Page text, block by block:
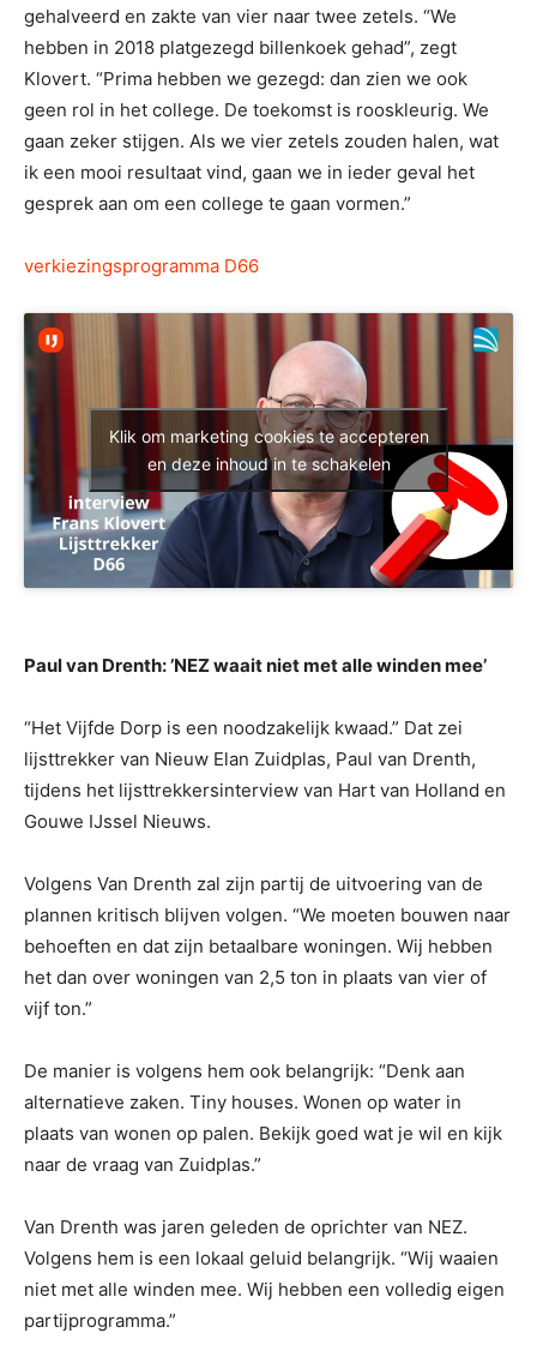
gehalveerd en zakte van vier naar twee zetels. “We
hebben in 2018 platgezegd billenkoek gehad”, zegt
Klovert. “Prima hebben we gezegd: dan zien we ook
geen rol in het college. De toekomst is rooskleurig. We
gaan zeker stijgen. Als we vier zetels zouden halen, wat
ik een mooi resultaat vind, gaan we in ieder geval het
gesprek aan om een college te gaan vormen.”
verkiezingsprogramma D66
Klik om marketing cookies te accepteren
en deze inhoud in te schakelen
Paul van Drenth: ’NEZ waait niet met alle winden mee’
“Het Vijfde Dorp is een noodzakelijk kwaad.” Dat zei
lijsttrekker van Nieuw Elan Zuidplas, Paul van Drenth,
tijdens het lijsttrekkersinterview van Hart van Holland en
Gouwe IJssel Nieuws.
Volgens Van Drenth zal zijn partij de uitvoering van de
plannen kritisch blijven volgen. “We moeten bouwen naar
behoeften en dat zijn betaalbare woningen. Wij hebben
het dan over woningen van 2,5 ton in plaats van vier of
vijf ton.”
De manier is volgens hem ook belangrijk: “Denk aan
alternatieve zaken. Tiny houses. Wonen op water in
plaats van wonen op palen. Bekijk goed wat je wil en kijk
naar de vraag van Zuidplas.”
Van Drenth was jaren geleden de oprichter van NEZ.
Volgens hem is een lokaal geluid belangrijk. “Wij waaien
niet met alle winden mee. Wij hebben een volledig eigen
partijprogramma.”